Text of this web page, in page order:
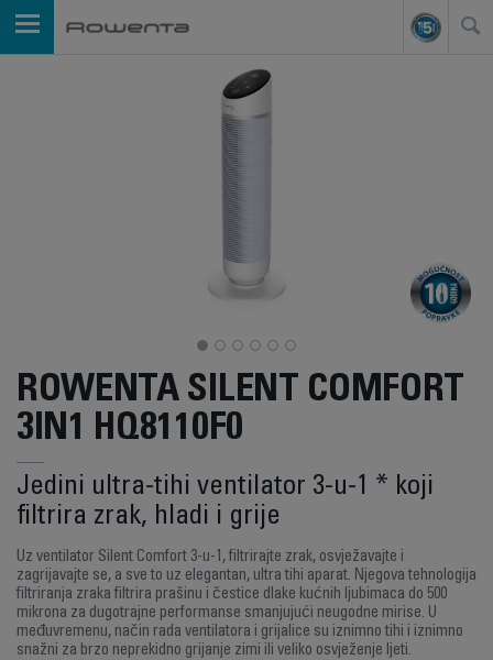
ROWENTA SILENT COMFORT
3IN1 HQ8110F0
Jedini ultra-tihi ventilator 3-u-1 * koji
filtrira zrak, hladi i grije
Uz ventilator Silent Comfort 3-u-1, filtrirajte zrak, osvježavajte i
zagrijavajte se, a sve to uz elegantan, ultra tihi aparat. Njegova tehnologija
filtriranja zraka filtrira prašinu i čestice dlake kućnih ljubimaca do 500
mikrona za dugotrajne performanse smanjujući neugodne mirise. U
međuvremenu, način rada ventilatora i grijalice su iznimno tihi i iznimno
snažni za brzo neprekidno grijanje zimi ili veliko osvježenje ljeti.